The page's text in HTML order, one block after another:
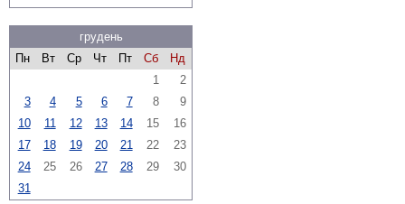
грудень
Пн
Вт Ср Чт Пт Сб
Нд
1
2
3
4 5 6 7 8
9
10
11 12 13 14 15
16
17
18 19 20 21 22
23
24
25 26 27 28 29
30
31